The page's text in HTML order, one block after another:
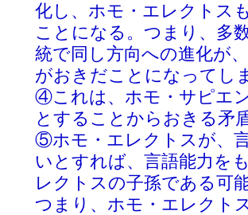
化し、ホモ・エレクトス
ことになる。つまり、多
統で同し方向への進化が
がおきだことになってし
④これは、ホモ・サピエ
とすることからおきる矛
⑤ホモ・エレクトスが、
いとすれば、言語能力を
レクトスの子孫である可
つまり、ホモ・エレクト